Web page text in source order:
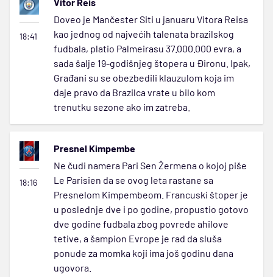
18:41
Doveo je Mančester Siti u januaru Vitora Reisa
kao jednog od najvećih talenata brazilskog
fudbala, platio Palmeirasu 37.000.000 evra, a
sada šalje 19-godišnjeg štopera u Đironu. Ipak,
Građani su se obezbedili klauzulom koja im
daje pravo da Brazilca vrate u bilo kom
trenutku sezone ako im zatreba.
18:16
Presnel Kimpembe
Ne čudi namera Pari Sen Žermena o kojoj piše
Le Parisien da se ovog leta rastane sa
Presnelom Kimpembeom. Francuski štoper je
u poslednje dve i po godine, propustio gotovo
dve godine fudbala zbog povrede ahilove
tetive, a šampion Evrope je rad da sluša
ponude za momka koji ima još godinu dana
ugovora.